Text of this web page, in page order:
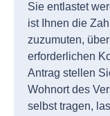
Sie entlastet
ist Ihnen die
zuzumuten,
erforderlichen
Antrag stellen
Wohnort des
selbst tragen,